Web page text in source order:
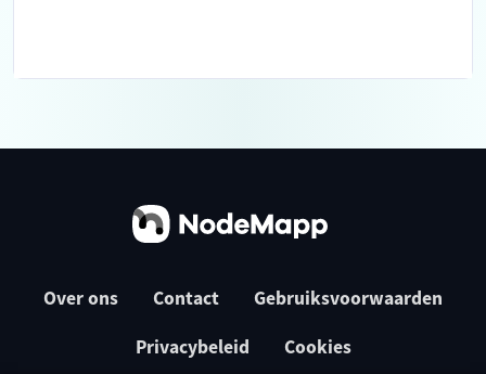
Over ons Contact Gebruiksvoorwaarden
Privacybeleid Cookies